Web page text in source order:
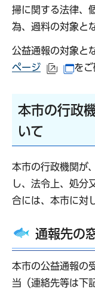
掃に関する法律、
為、過料の対象と
公益通報の対象と
ページ
（外部
（別
をご
本市の行政
いて
本市の行政機関が
し、法令上、処分
合には、本市に対
通報先の
本市の公益通報の
当（連絡先等は下